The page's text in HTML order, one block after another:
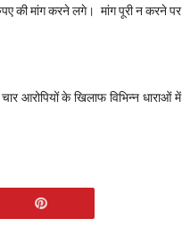
की मांग करने लगे। मांग पूरी न करने पर
आरोपियों के खिलाफ विभिन्न धाराओं में